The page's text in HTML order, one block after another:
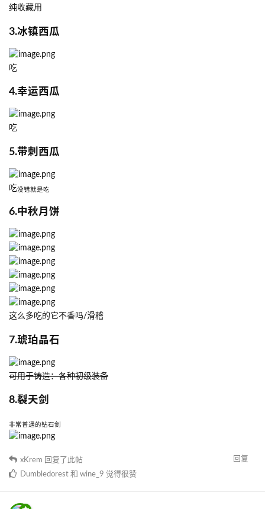
纯收藏用
3.冰镇西瓜
吃
4.幸运西瓜
吃
5.带刺西瓜
吃没错就是吃
6.中秋月饼
这么多吃的它不香吗/滑稽
7.琥珀晶石
可用于铸造：各种初级装备
8.裂天剑
非常普通的钻石剑
回复
xKrem 回复了此帖
Dumbledorest 和 wine_9 觉得很赞